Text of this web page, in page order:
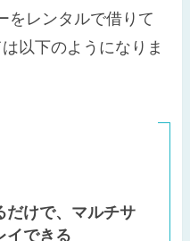
をレンタルで借りて
以下のようになりま
だけで、マルチサ
イできる